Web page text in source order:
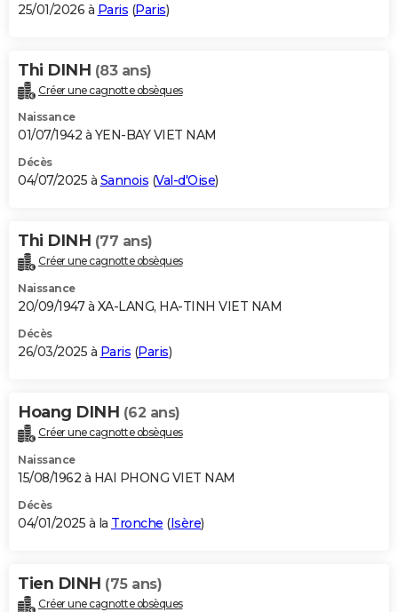
25/01/2026 à Paris (Paris)
Thi DINH (83 ans)
Créer une cagnotte obsèques
Naissance
01/07/1942 à YEN-BAY VIET NAM
Décès
04/07/2025 à Sannois (Val-d'Oise)
Thi DINH (77 ans)
Créer une cagnotte obsèques
Naissance
20/09/1947 à XA-LANG, HA-TINH VIET NAM
Décès
26/03/2025 à Paris (Paris)
Hoang DINH (62 ans)
Créer une cagnotte obsèques
Naissance
15/08/1962 à HAI PHONG VIET NAM
Décès
04/01/2025 à la Tronche (Isère)
Tien DINH (75 ans)
Créer une cagnotte obsèques